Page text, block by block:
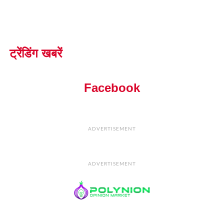
ट्रेंडिंग खबरें
Facebook
ADVERTISEMENT
ADVERTISEMENT